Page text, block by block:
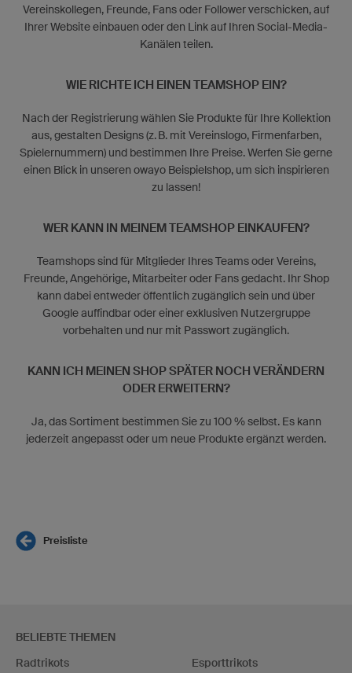
Vereinskollegen, Freunde, Fans oder Follower verschicken, auf
Ihrer Website einbauen oder den Link auf Ihren Social-Media-
Kanälen teilen.
WIE RICHTE ICH EINEN TEAMSHOP EIN?
Nach der Registrierung wählen Sie Produkte für Ihre Kollektion
aus, gestalten Designs (z. B. mit Vereinslogo, Firmenfarben,
Spielernummern) und bestimmen Ihre Preise. Werfen Sie gerne
einen Blick in unseren owayo Beispielshop, um sich inspirieren
zu lassen!
WER KANN IN MEINEM TEAMSHOP EINKAUFEN?
Teamshops sind für Mitglieder Ihres Teams oder Vereins,
Freunde, Angehörige, Mitarbeiter oder Fans gedacht. Ihr Shop
kann dabei entweder öffentlich zugänglich sein und über
Google auffindbar oder einer exklusiven Nutzergruppe
vorbehalten und nur mit Passwort zugänglich.
KANN ICH MEINEN SHOP SPÄTER NOCH VERÄNDERN
ODER ERWEITERN?
Ja, das Sortiment bestimmen Sie zu 100 % selbst. Es kann
jederzeit angepasst oder um neue Produkte ergänzt werden.
Preisliste
BELIEBTE THEMEN
Radtrikots
Esporttrikots